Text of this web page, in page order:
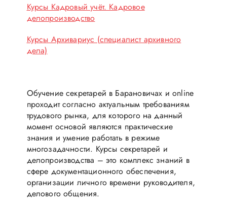
Курсы Кадровый учёт. Кадровое
делопроизводство
Курсы Архивариус (специалист архивного
дела)
Обучение секретарей в Барановичах и online
проходит согласно актуальным требованиям
трудового рынка, для которого на данный
момент основой являются практические
знания и умение работать в режиме
многозадачности. Курсы секретарей и
делопроизводства – это комплекс знаний в
сфере документационного обеспечения,
организации личного времени руководителя,
делового общения.